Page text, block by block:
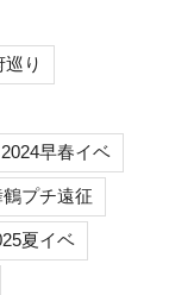
巡り
2024早春イベ
鶴プチ遠征
夏イベ